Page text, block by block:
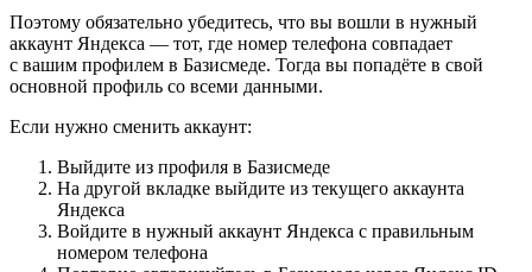
Поэтому обязательно убедитесь, что вы вошли в нужный
аккаунт Яндекса — тот, где номер телефона совпадает
с вашим профилем в Базисмеде. Тогда вы попадёте в свой
основной профиль со всеми данными.
Если нужно сменить аккаунт:
Выйдите из профиля в Базисмеде
На другой вкладке выйдите из текущего аккаунта
Яндекса
Войдите в нужный аккаунт Яндекса с правильным
номером телефона